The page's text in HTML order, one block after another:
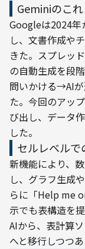
Geminiのこ
Googleは2024
し、文書作成や
きた。スプレッ
の自動生成を段
問いかける→AI
た。今回のアッ
び出し、データ
した。
セルレベルで
新機能により、
し、グラフ生成
らに「Help me
示でも表構造を
AIから、表計算
へと移行しつつあ